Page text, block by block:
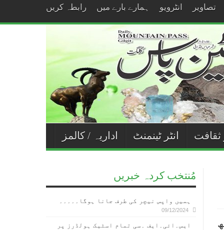
رابطہ کریں ہمارے بارے میں انٹرویو تصاویر
ثقافت انٹر ٹینمنٹ اداریہ / کالمز
مُنتخب کردہ خبریں
ہمیں واپس نیچر کی طرف جانا ہوگا۔۔۔۔۔
09/12/2024
ایس۔ائی۔ایف ۔سی تمام اسٹیک ہولڈرز پر